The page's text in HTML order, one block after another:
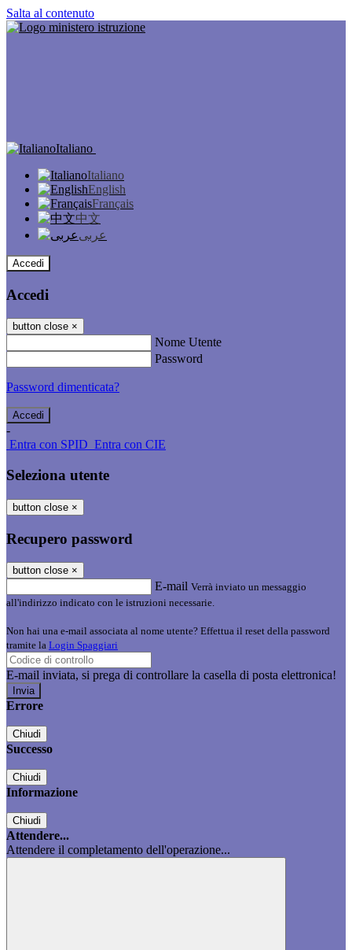
Salta al contenuto
Italiano
Italiano
English
Français
中文
عربى
Accedi
Accedi
button close ×
Nome Utente
Password
Password dimenticata?
-
Entra con SPID Entra con CIE
Seleziona utente
button close ×
Recupero password
button close ×
E-mail Verrà inviato un messaggio
all'indirizzo indicato con le istruzioni necessarie.
Non hai una e-mail associata al nome utente? Effettua il reset della password
tramite la Login Spaggiari
E-mail inviata, si prega di controllare la casella di posta elettronica!
Errore
Chiudi
Successo
Chiudi
Informazione
Chiudi
Attendere...
Attendere il completamento dell'operazione...